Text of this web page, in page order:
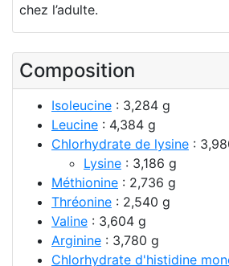
chez l’adulte.
Composition
Isoleucine : 3,284 g
Leucine : 4,384 g
Chlorhydrate de lysine :
Lysine : 3,186 g
Méthionine : 2,736 g
Thréonine : 2,540 g
Valine : 3,604 g
Arginine : 3,780 g
Chlorhydrate d'histidine